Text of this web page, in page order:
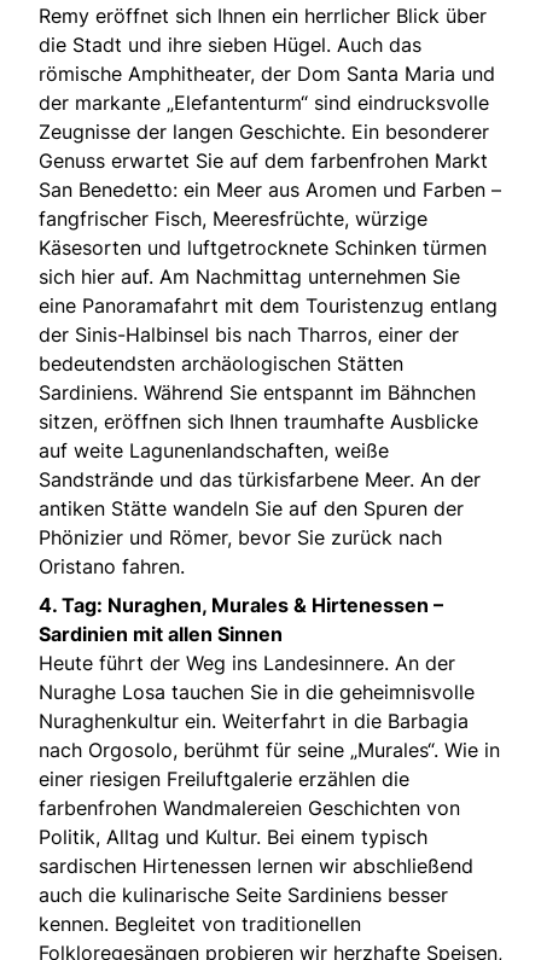
Remy eröffnet sich Ihnen ein herrlicher Blick über
die Stadt und ihre sieben Hügel. Auch das
römische Amphitheater, der Dom Santa Maria und
der markante „Elefantenturm“ sind eindrucksvolle
Zeugnisse der langen Geschichte. Ein besonderer
Genuss erwartet Sie auf dem farbenfrohen Markt
San Benedetto: ein Meer aus Aromen und Farben –
fangfrischer Fisch, Meeresfrüchte, würzige
Käsesorten und luftgetrocknete Schinken türmen
sich hier auf. Am Nachmittag unternehmen Sie
eine Panoramafahrt mit dem Touristenzug entlang
der Sinis-Halbinsel bis nach Tharros, einer der
bedeutendsten archäologischen Stätten
Sardiniens. Während Sie entspannt im Bähnchen
sitzen, eröffnen sich Ihnen traumhafte Ausblicke
auf weite Lagunenlandschaften, weiße
Sandstrände und das türkisfarbene Meer. An der
antiken Stätte wandeln Sie auf den Spuren der
Phönizier und Römer, bevor Sie zurück nach
Oristano fahren.
4. Tag: Nuraghen, Murales & Hirtenessen –
Sardinien mit allen Sinnen
Heute führt der Weg ins Landesinnere. An der
Nuraghe Losa tauchen Sie in die geheimnisvolle
Nuraghenkultur ein. Weiterfahrt in die Barbagia
nach Orgosolo, berühmt für seine „Murales“. Wie in
einer riesigen Freiluftgalerie erzählen die
farbenfrohen Wandmalereien Geschichten von
Politik, Alltag und Kultur. Bei einem typisch
sardischen Hirtenessen lernen wir abschließend
auch die kulinarische Seite Sardiniens besser
kennen. Begleitet von traditionellen
Folkloregesängen probieren wir herzhafte Speisen,